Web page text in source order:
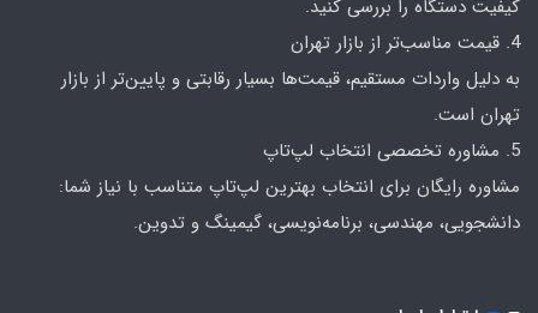
کیفیت دستگاه را بررسی کنید.
4. قیمت مناسب‌تر از بازار تهران
به دلیل واردات مستقیم، قیمت‌ها بسیار رقابتی و پایین‌تر از بازار
تهران است.
5. مشاوره تخصصی انتخاب لپ‌تاپ
مشاوره رایگان برای انتخاب بهترین لپ‌تاپ متناسب با نیاز شما:
دانشجویی، مهندسی، برنامه‌نویسی، گیمینگ و تدوین.